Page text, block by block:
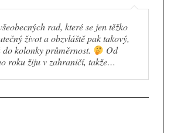
rad, které se jen těžko
život a obzvláště pak takový,
do kolonky průměrnost.
Od
roku žiju v zahraničí, takže…